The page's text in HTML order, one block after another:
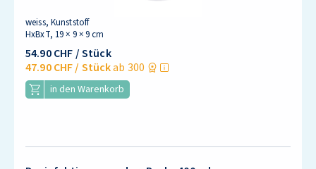
weiss, Kunststoff
HxBxT, 19 × 9 × 9 cm
54.90 CHF/ Stück
47.90 CHF/ Stückab 300
in den Warenkorb